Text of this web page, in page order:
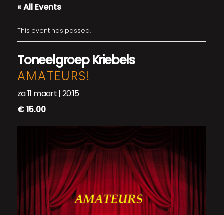
« All Events
This event has passed.
Toneelgroep Kriebels
AMATEURS!
za 11 maart | 20:15
€ 15.00